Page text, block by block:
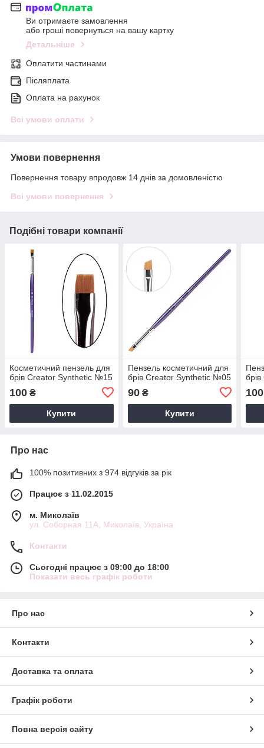
Ви отримаєте замовлення
або гроші повернуться на вашу картку
Детальніше
Оплатити частинами
Післяплата
Оплата на рахунок
Всі умови оплати
Умови повернення
Повернення товару впродовж 14 днів за домовленістю
Всі умови повернення
Подібні товари компанії
Косметичний пензель для
брів Creator Synthetic №15
100 ₴
Купити
Пензель косметичний для
брів Creator Synthetic №05
90₴
Купити
100
Про нас
100% позитивних з 974 відгуків за рік
Працює з 11.02.2015
м. Миколаїв
ул. Соборная 11А, Миколаїв, Україна
Контакти
Сьогодні працює з 09:00 до 18:00
Показати весь графік роботи
Про нас
Контакти
Доставка та оплата
Графік роботи
Повна версія сайту